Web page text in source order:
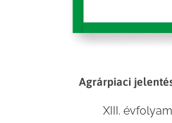
Agrárpiaci
XIII.